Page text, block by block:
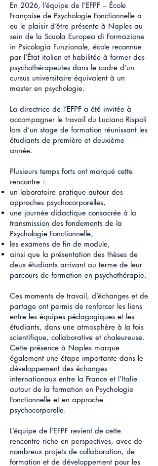
En 2026, l’équipe de l’EFPF – École
Française de Psychologie Fonctionnelle a
eu le plaisir d’être présente à Naples au
sein de la Scuola Europea di Formazione
in Psicologia Funzionale, école reconnue
par l’État italien et habilitée à former des
psychothérapeutes dans le cadre d’un
cursus universitaire équivalent à un
master en psychologie.
La directrice de l’EFPF a été invitée à
accompagner le travail du Luciano Rispoli
lors d’un stage de formation réunissant les
étudiants de première et deuxième
année.
Plusieurs temps forts ont marqué cette
rencontre :
un laboratoire pratique autour des
approches psychocorporelles,
une journée didactique consacrée à la
transmission des fondements de la
Psychologie Fonctionnelle,
les examens de fin de module,
ainsi que la présentation des thèses de
deux étudiants arrivant au terme de leur
parcours de formation en psychothérapie.
Ces moments de travail, d’échanges et de
partage ont permis de renforcer les liens
entre les équipes pédagogiques et les
étudiants, dans une atmosphère à la fois
scientifique, collaborative et chaleureuse.
Cette présence à Naples marque
également une étape importante dans le
développement des échanges
internationaux entre la France et l’Italie
autour de la formation en Psychologie
Fonctionnelle et en approche
psychocorporelle.
L’équipe de l’EFPF revient de cette
rencontre riche en perspectives, avec de
nombreux projets de collaboration, de
formation et de développement pour les